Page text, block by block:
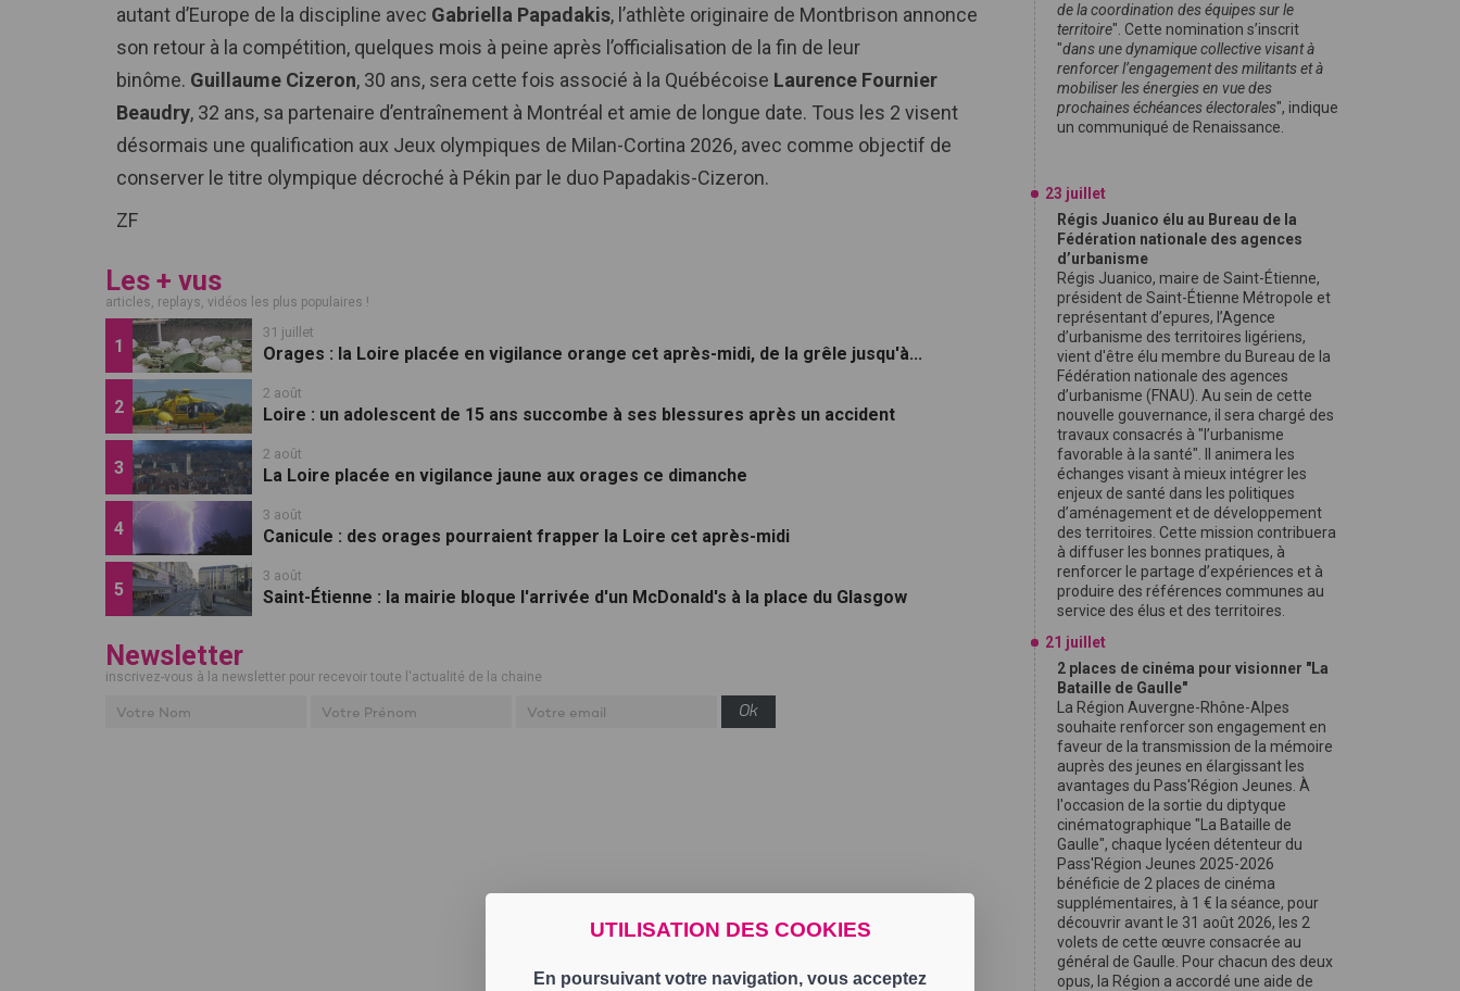
UTILISATION DES COOKIES
En poursuivant votre navigation, vous acceptez
autant d’Europe de la discipline avec Gabriella Papadakis, l’athlète originaire de Montbrison annonce
son retour à la compétition, quelques mois à peine après l’officialisation de la fin de leur
binôme. Guillaume Cizeron, 30 ans, sera cette fois associé à la Québécoise Laurence Fournier
Beaudry, 32 ans, sa partenaire d’entraînement à Montréal et amie de longue date. Tous les 2 visent
désormais une qualification aux Jeux olympiques de Milan-Cortina 2026, avec comme objectif de
conserver le titre olympique décroché à Pékin par le duo Papadakis-Cizeron.
ZF
Les + vus
articles, replays, vidéos les plus populaires !
31 juillet
Orages : la Loire placée en vigilance orange cet après-midi, de la grêle jusqu'à...
2 août
Loire : un adolescent de 15 ans succombe à ses blessures après un accident
2 août
La Loire placée en vigilance jaune aux orages ce dimanche
3 août
Canicule : des orages pourraient frapper la Loire cet après-midi
3 août
Saint-Étienne : la mairie bloque l'arrivée d'un McDonald's à la place du Glasgow
Newsletter
inscrivez-vous à la newsletter pour recevoir toute l'actualité de la chaine
Ok
de la coordination des équipes sur le
territoire". Cette nomination s’inscrit
"dans une dynamique collective visant à
renforcer l’engagement des militants et à
mobiliser les énergies en vue des
prochaines échéances électorales", indique
un communiqué de Renaissance.
23 juillet
Régis Juanico élu au Bureau de la
Fédération nationale des agences
d’urbanisme
Régis Juanico, maire de Saint-Étienne,
président de Saint-Étienne Métropole et
représentant d’epures, l’Agence
d’urbanisme des territoires ligériens,
vient d'être élu membre du Bureau de la
Fédération nationale des agences
d’urbanisme (FNAU). Au sein de cette
nouvelle gouvernance, il sera chargé des
travaux consacrés à "l’urbanisme
favorable à la santé". Il animera les
échanges visant à mieux intégrer les
enjeux de santé dans les politiques
d’aménagement et de développement
des territoires. Cette mission contribuera
à diffuser les bonnes pratiques, à
renforcer le partage d’expériences et à
produire des références communes au
service des élus et des territoires.
21 juillet
2 places de cinéma pour visionner "La
Bataille de Gaulle"
La Région Auvergne-Rhône-Alpes
souhaite renforcer son engagement en
faveur de la transmission de la mémoire
auprès des jeunes en élargissant les
avantages du Pass'Région Jeunes. À
l'occasion de la sortie du diptyque
cinématographique "La Bataille de
Gaulle", chaque lycéen détenteur du
Pass'Région Jeunes 2025-2026
bénéficie de 2 places de cinéma
supplémentaires, à 1 € la séance, pour
découvrir avant le 31 août 2026, les 2
volets de cette œuvre consacrée au
général de Gaulle. Pour chacun des deux
opus, la Région a accordé une aide de